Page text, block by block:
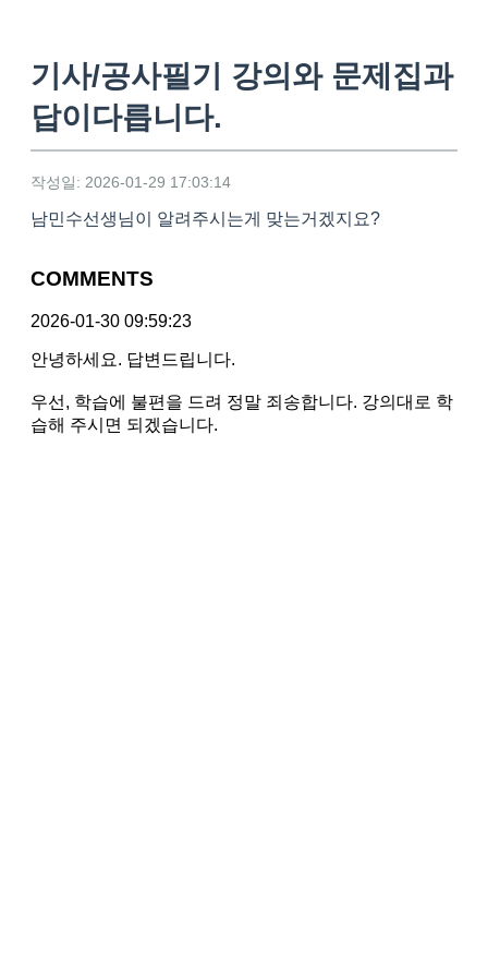
기사/공사필기 강의와 문제집과
답이다릅니다.
작성일: 2026-01-29 17:03:14
남민수선생님이 알려주시는게 맞는거겠지요?
COMMENTS
2026-01-30 09:59:23
안녕하세요. 답변드립니다.
우선, 학습에 불편을 드려 정말 죄송합니다. 강의대로 학
습해 주시면 되겠습니다.